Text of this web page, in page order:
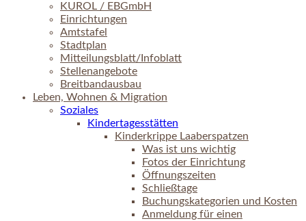
KUROL / EBGmbH
Einrichtungen
Amtstafel
Stadtplan
Mitteilungsblatt/Infoblatt
Stellenangebote
Breitbandausbau
Leben, Wohnen & Migration
Soziales
Kindertagesstätten
Kinderkrippe Laaberspatzen
Was ist uns wichtig
Fotos der Einrichtung
Öffnungszeiten
Schließtage
Buchungskategorien und Kosten
Anmeldung für einen